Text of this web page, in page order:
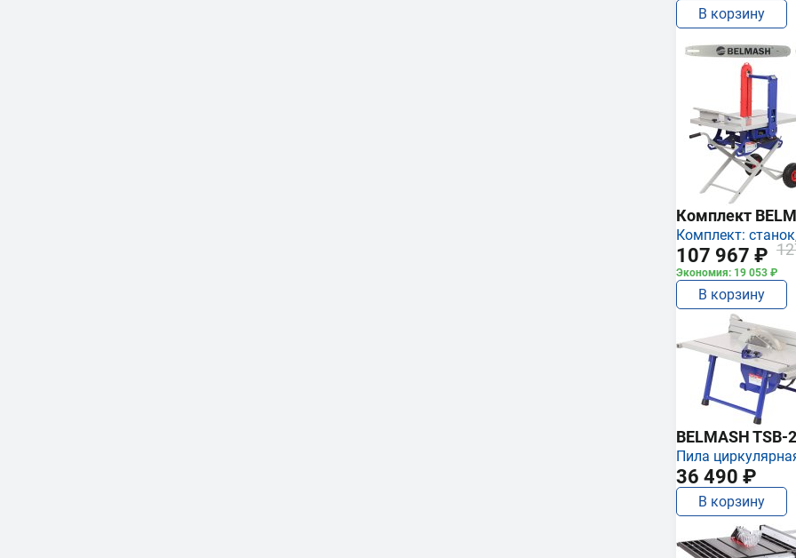
В корзину
Комплект
Комплект:
107 967 ₽
Экономия: 19 053 ₽
В корзину
BELMASH TSB-
Пила
36 490 ₽
В корзину